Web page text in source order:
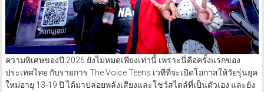
ความพิเศษของปี 2026 ยังไม่หมดเพียงเท่านี้ เพราะนี่คือครั้งแรกของ
ประเทศไทย กับรายการ The Voice Teens เวทีที่จะเปิดโอกาสให้วัยรุ่นยุค
ใหม่อายุ 13-19 ปี ได้มาปล่อยพลังเสียงและโชว์สไตล์ที่เป็นตัวเอง และยัง